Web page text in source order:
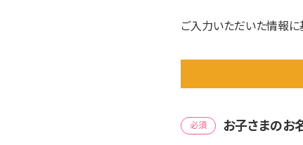
ご入力いただいた情報に
必須 お子さまのお